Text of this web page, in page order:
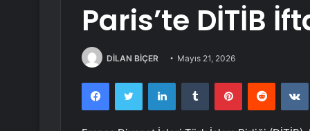
Paris’te DİTİB
DİLAN BİÇER Mayıs 21, 2026
FacebookTwitter LinkedInTumblr PinterestReddit